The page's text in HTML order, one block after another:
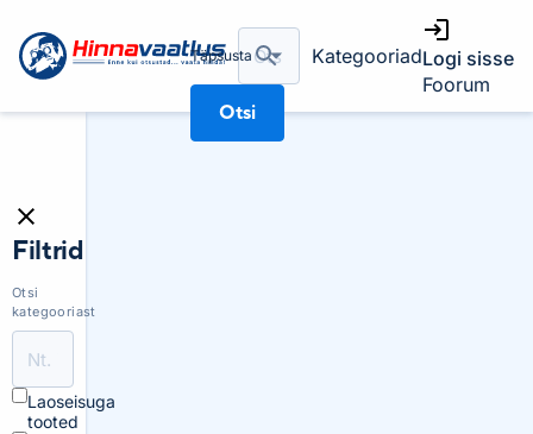
Täpsusta
Otsi
KategooriadLogi sisse
Foorum
Filtrid
Otsi
kategooriast
Laoseisuga
tooted